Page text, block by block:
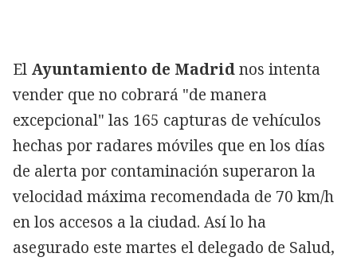
El Ayuntamiento de Madridnos intenta
vender que no cobrará "de manera
excepcional" las 165 capturas de vehículos
hechas por radares móviles que en los días
de alerta por contaminación superaron la
velocidad máxima recomendada de 70 km/h
en los accesos a la ciudad. Así lo ha
asegurado este martes el delegado de Salud,